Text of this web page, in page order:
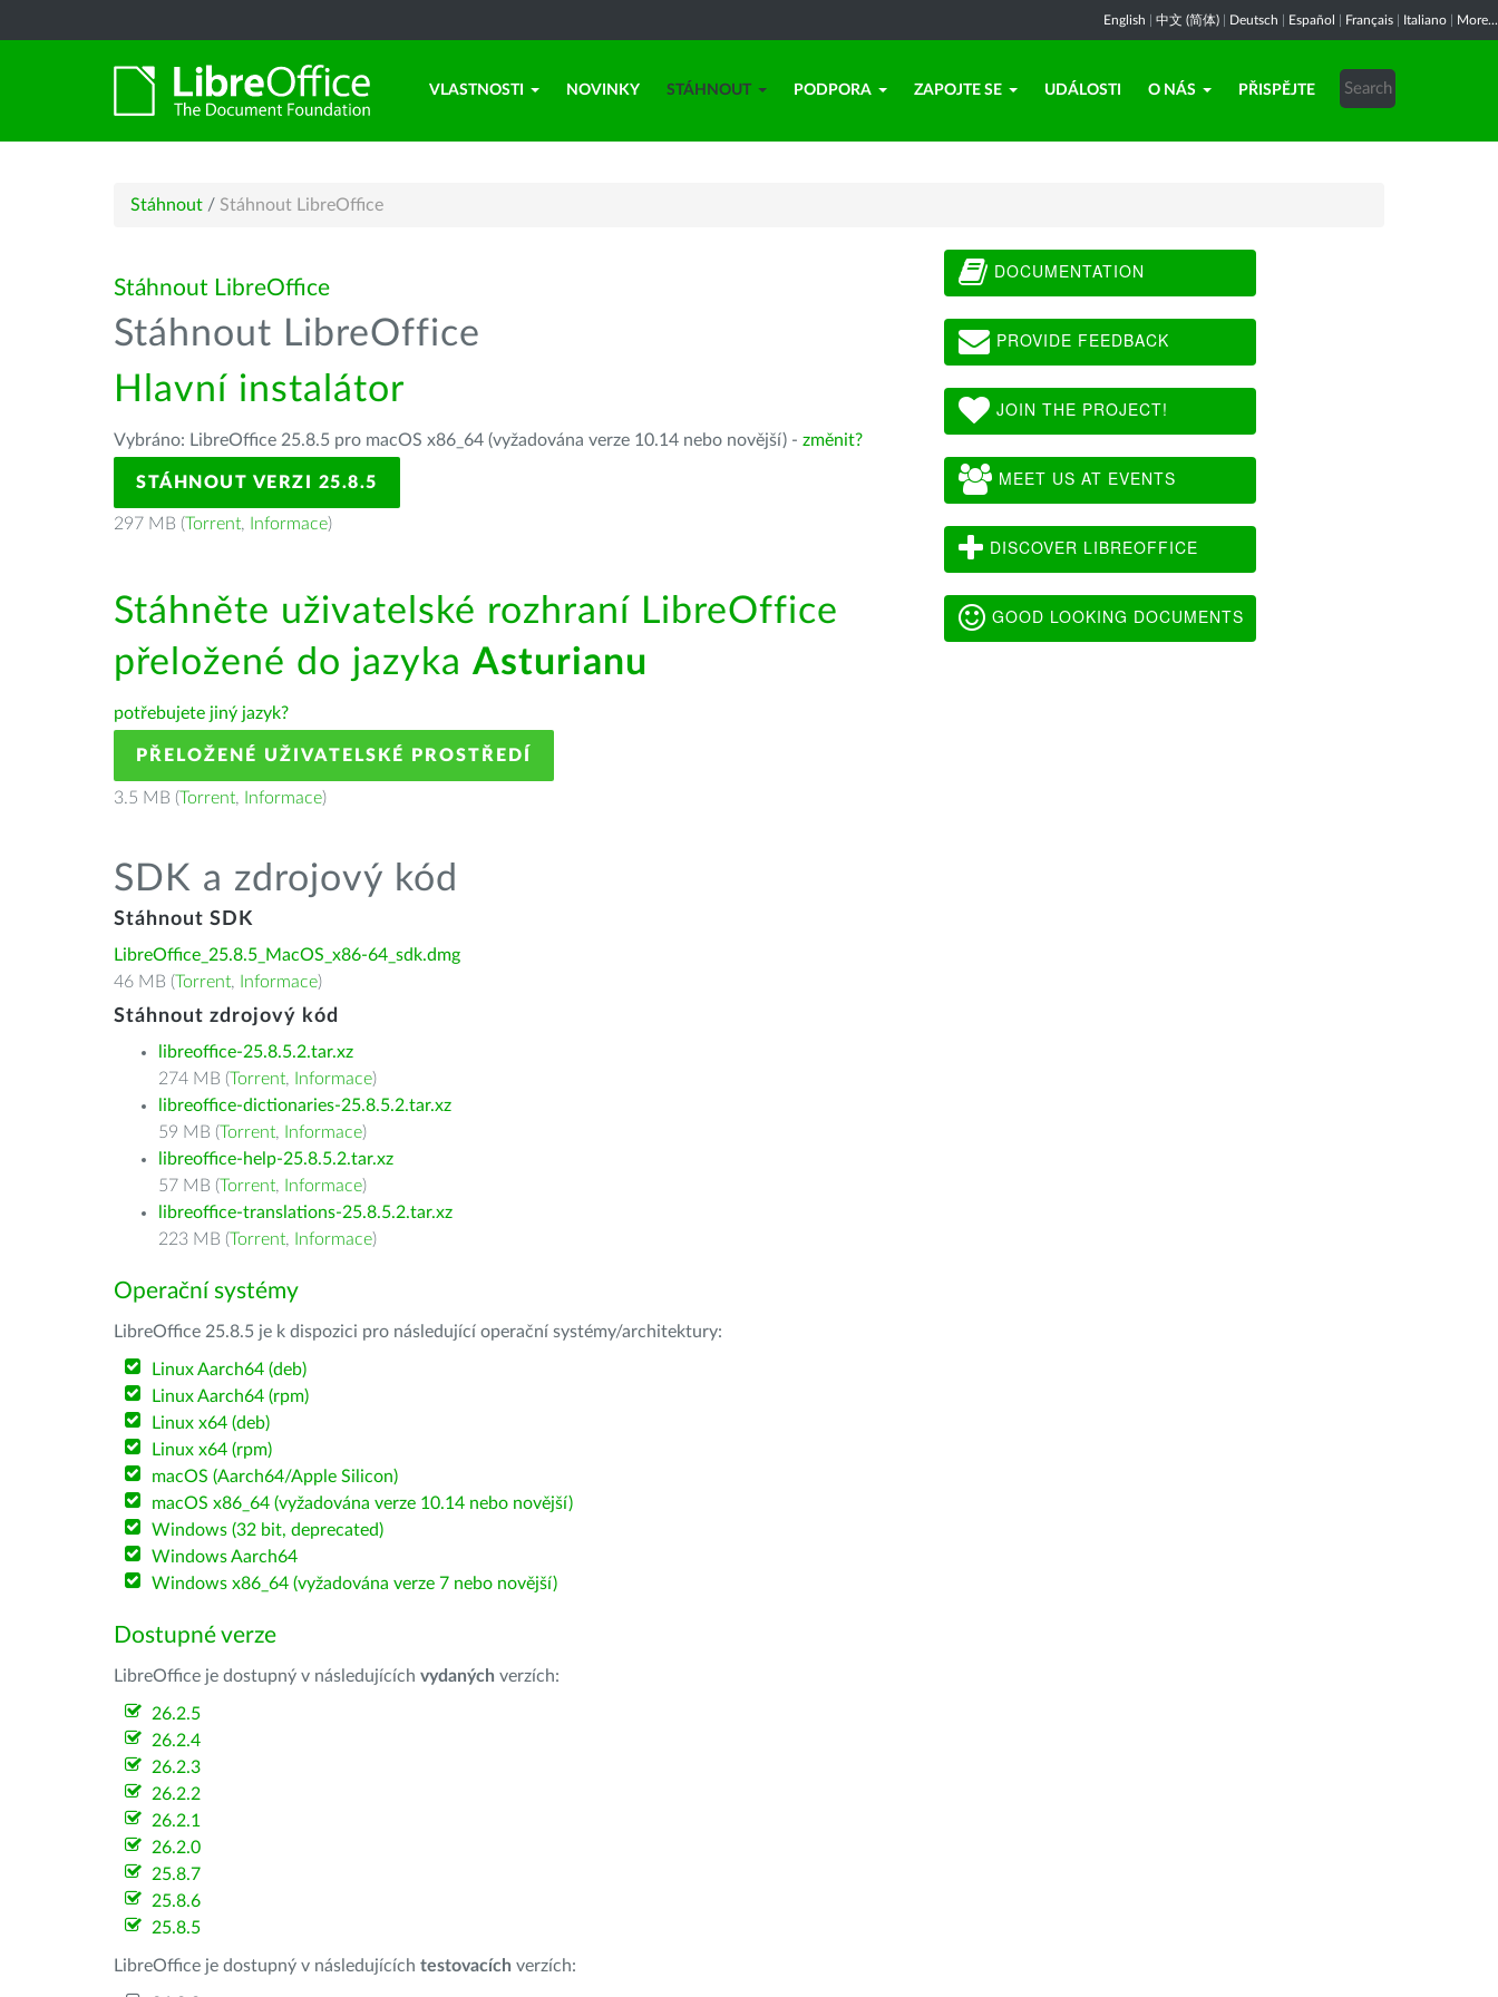
English 中文 (简体) Deutsch Español Français Italiano More...
VLASTNOSTI NOVINKY STÁHNOUT PODPORA ZAPOJTE SE UDÁLOSTI O NÁS PŘISPĚJTE
Stáhnout / Stáhnout LibreOffice
Stáhnout LibreOffice
Stáhnout LibreOffice
Hlavní instalátor
Vybráno: LibreOffice 25.8.5 pro macOS x86_64 (vyžadována verze 10.14 nebo novější) - změnit?
STÁHNOUT VERZI 25.8.5
297 MB (Torrent, Informace)
Stáhněte uživatelské rozhraní LibreOffice
přeložené do jazyka Asturianu
potřebujete jiný jazyk?
PŘELOŽENÉ UŽIVATELSKÉ PROSTŘEDÍ
3.5 MB (Torrent, Informace)
SDK a zdrojový kód
Stáhnout SDK
LibreOffice_25.8.5_MacOS_x86-64_sdk.dmg
46 MB (Torrent, Informace)
Stáhnout zdrojový kód
libreoffice-25.8.5.2.tar.xz
274 MB (Torrent, Informace)
libreoffice-dictionaries-25.8.5.2.tar.xz
59 MB (Torrent, Informace)
libreoffice-help-25.8.5.2.tar.xz
57 MB (Torrent, Informace)
libreoffice-translations-25.8.5.2.tar.xz
223 MB (Torrent, Informace)
Operační systémy
LibreOffice 25.8.5 je k dispozici pro následující operační systémy/architektury:
Linux Aarch64 (deb)
Linux Aarch64 (rpm)
Linux x64 (deb)
Linux x64 (rpm)
macOS (Aarch64/Apple Silicon)
macOS x86_64 (vyžadována verze 10.14 nebo novější)
Windows (32 bit, deprecated)
Windows Aarch64
Windows x86_64 (vyžadována verze 7 nebo novější)
Dostupné verze
LibreOffice je dostupný v následujících vydaných verzích:
26.2.5
26.2.4
26.2.3
26.2.2
26.2.1
26.2.0
25.8.7
25.8.6
25.8.5
LibreOffice je dostupný v následujících testovacích verzích:
DOCUMENTATION
PROVIDE FEEDBACK
JOIN THE PROJECT!
MEET US AT EVENTS
DISCOVER LIBREOFFICE
GOOD LOOKING DOCUMENTS